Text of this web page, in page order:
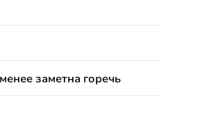
заметна горечь